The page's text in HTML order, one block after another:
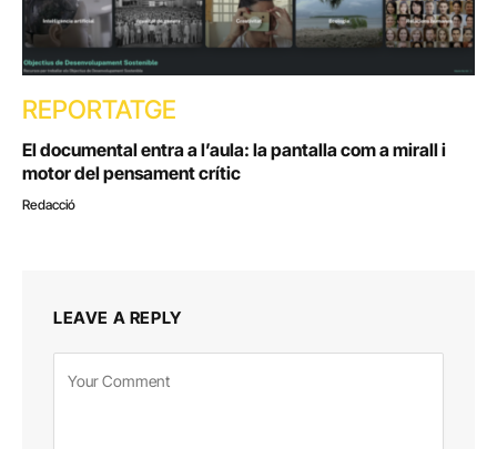
REPORTATGE
El documental entra a l’aula: la pantalla com a mirall i
motor del pensament crític
Redacció
LEAVE A REPLY